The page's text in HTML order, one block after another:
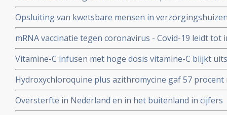
Kuipers en verhoor van Fauci in Amerika en weerlegt
genadeloze analyse
Opsluiting van kwetsbare mensen in
de slechtst mogelijke resultaten
mRNA vaccinatie tegen coronavirus - Covid-19 leidt
natuurlijke infectie met Sars-Cov-2 leidt tot langdurige
Vitamine-C infusen met hoge dosis vitamine-C blijkt
besmet met het corona virus (COVID-19) en al met
Studie.
Hydroxychloroquine plus azithromycine gaf 57
coronavirus besmetting bij patienten opgenomen in
Belgische studie
Oversterfte in Nederland en in het buitenland in cijfers